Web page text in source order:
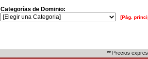
Categorías de Dominio:
[Pág.
** Precios